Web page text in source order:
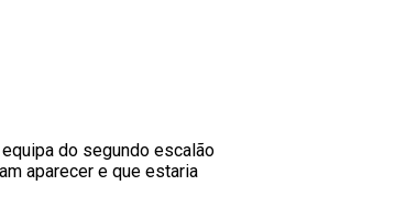
do segundo escalão
aparecer e que estaria